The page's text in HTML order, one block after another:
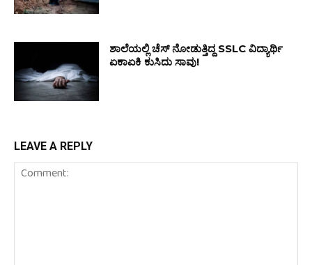
ಶಾಲೆಯಲ್ಲಿ ಚೆಸ್ ನೋಡುತ್ತಿದ್ದ SSLC ವಿದ್ಯಾರ್ಥಿ
ಏಕಾಏಕಿ ಕುಸಿದು ಸಾವು!
LEAVE A REPLY